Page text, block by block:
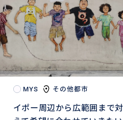
MYS その他都市
イポー周辺から広範囲まで